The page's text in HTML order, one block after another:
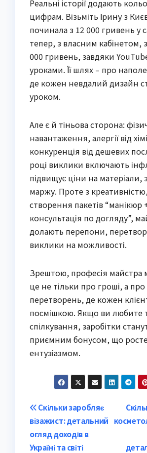
Реальні історії додають
цифрам. Візьміть Ірину з
починала з 12 000 гривень у
тепер, з власним кабінетом,
000 гривень, завдяки
уроками. Її шлях – про
де кожен невдалий дизайн
уроком.
Але є й тіньова сторона:
навантаження, алергії від
конкуренція від дешевих
році виклики включають
підвищує ціни на
маржу. Проте з
створення пакетів “манікюр
консультація по догляду”,
долають перепони,
виклики на можливості.
Зрештою, професія майстра
це не тільки про гроші, а про
перетворень, де кожен
посмішкою. Якщо ви любите
спілкування, заробітки
приємним бонусом, що
ентузіазмом.
Post
navigation
Скільки заробляє
візажист: детальний
огляд доходів в
Україні та світі